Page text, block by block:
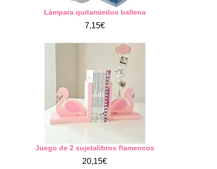
Lámpara quitamiedos ballena
7,15€
Juego de 2 sujetalibros flamencos
20,15€